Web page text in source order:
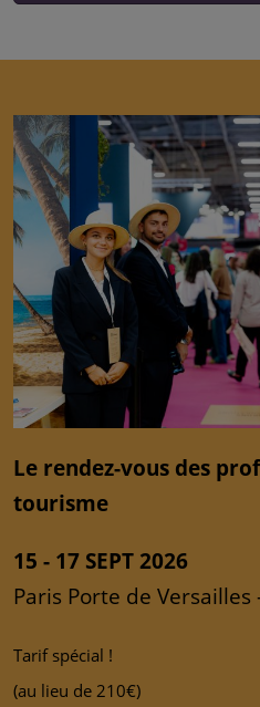
Le rendez-vous des
tourisme
15 - 17 SEPT 2026
Paris Porte de Versailles
Tarif spécial !
(au lieu de 210€)